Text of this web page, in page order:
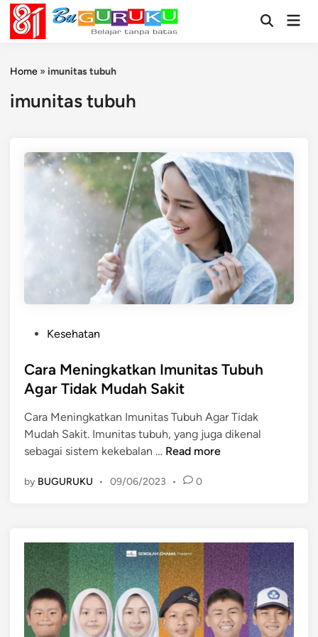
Skip
content
OpenMain
Home » imunitas tubuh
imunitas tubuh
s
t
d
i
n
Kesehatan
Cara Meningkatkan Imunitas Tubuh
Agar Tidak Mudah Sakit
Cara Meningkatkan Imunitas Tubuh Agar Tidak
Mudah Sakit. Imunitas tubuh, yang juga dikenal
sebagai sistem kekebalan … C
r
n
i
n
g
k
Read more
by BUGURUKU • 09/06/2023 • 0